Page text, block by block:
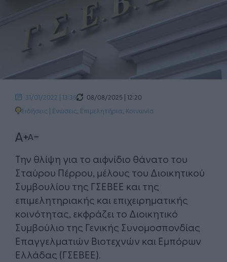
31/01/2022 | 13:35
08/08/2025 | 12:20
Ειδήσεις | Ενώσεις, Επιμελητήρια Κοινωνία
Την θλίψη για το αιφνίδιο θάνατο του
Σταύρου Πέρρου, μέλους του Διοικητικού
Συμβουλίου της ΓΣΕΒΕΕ και της
επιμελητηριακής και επιχειρηματικής
κοινότητας, εκφράζει το Διοικητικό
Συμβούλιο της Γενικής Συνομοσπονδίας
Επαγγελματιών Βιοτεχνών και Εμπόρων
Ελλάδας (ΓΣΕΒΕΕ).